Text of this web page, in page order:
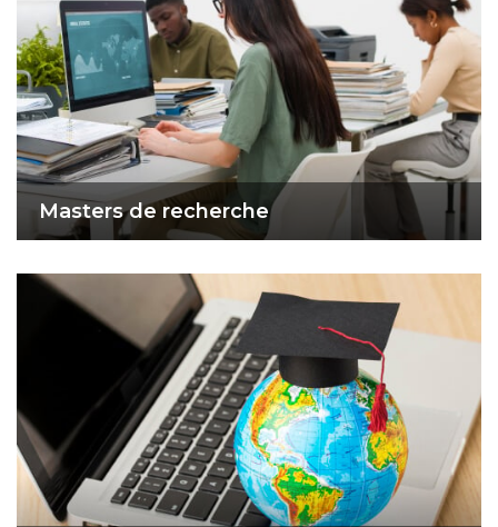
Masters de recherche